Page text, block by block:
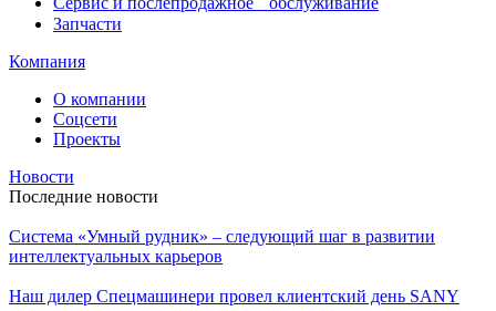
Запчасти
Компания
О компании
Соцсети
Проекты
Новости
Последние новости
Система «Умный рудник» – следующий шаг в развитии
интеллектуальных карьеров
Наш дилер Спецмашинери провел клиентский день SANY